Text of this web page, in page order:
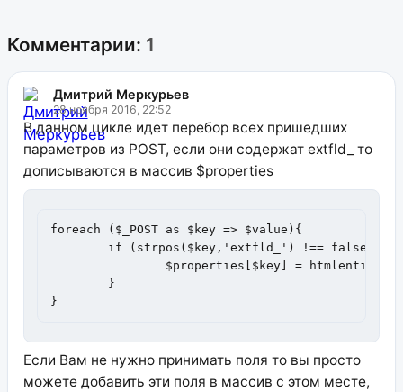
Комментарии: 1
Дмитрий Меркурьев
28 ноября 2016, 22:52
В данном цикле идет перебор всех пришедших
параметров из POST, если они содержат extfld_ то
дописываются в массив $properties
foreach ($_POST as $key => $value){
}
Если Вам не нужно принимать поля то вы просто
можете добавить эти поля в массив с этом месте,